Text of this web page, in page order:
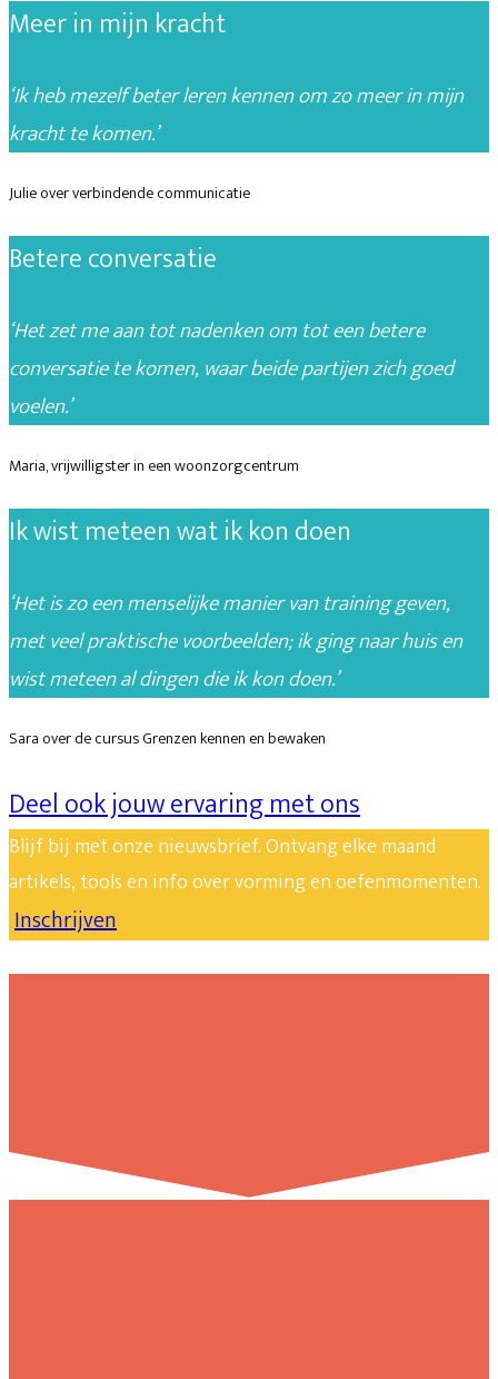
Meer in mijn kracht
‘Ik heb mezelf beter leren kennen om zo meer in mijn
kracht te komen.’
Julie over verbindende communicatie
Betere conversatie
‘Het zet me aan tot nadenken omtot een betere
conversatie te komen,waar beide partijen zich goed
voelen.’
Maria, vrijwilligster in een woonzorgcentrum
Ik wist meteen wat ik kon doen
‘Het is zo een menselijke manier van training geven,
met veel praktische voorbeelden; ik ging naar huis en
wist meteen al dingen die ik kon doen.’
Sara over de cursus Grenzen kennen en bewaken
Deel ook jouw ervaring met ons
Blijf bij met onze nieuwsbrief. Ontvang elke maand
artikels, tools en info over vorming en oefenmomenten.
Inschrijven